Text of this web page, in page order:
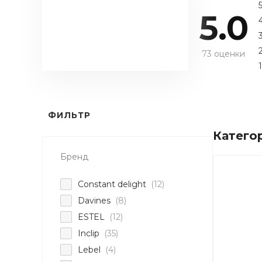
5.0
73 оценки
5
3
1
ФИЛЬТР
Бренд
Constant delight (12)
Davines (8)
ESTEL
(12)
Inclip
(35)
Lebel
(4)